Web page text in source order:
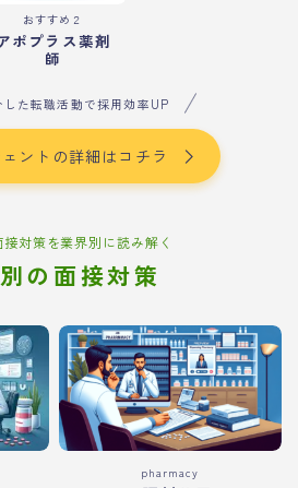
おすすめ２
ポプラス薬剤
師
た転職活動で採用効率UP
ントの詳細はコチラ
対策を業界別に読み解く
の面接対策
pharmacy